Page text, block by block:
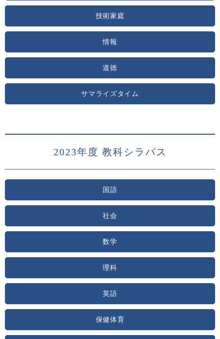
技術家庭
情報
道徳
サマライズタイム
2023年度 教科シラバス
国語
社会
数学
理科
英語
保健体育